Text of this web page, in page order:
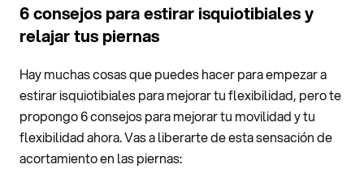
6 consejos para estirar isquiotibiales y
relajar tus piernas
Hay muchas cosas que puedes hacer para empezar a
estirar isquiotibiales para mejorar tu flexibilidad, pero te
propongo 6 consejos para mejorar tu movilidad y tu
flexibilidad ahora. Vas a liberarte de esta sensación de
acortamiento en las piernas: